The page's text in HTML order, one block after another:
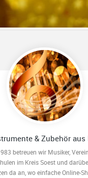
& Zubehör
betreuen wir Musiker,
im Kreis Soest und
da an, wo einfache Online-